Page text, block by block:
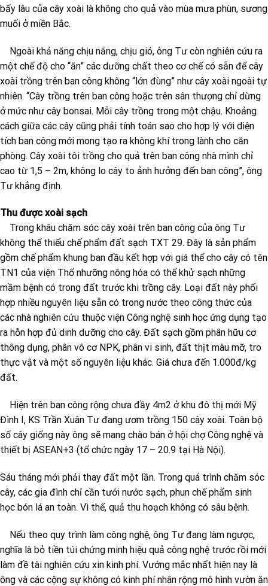
bấy lâu của cây xoài là không cho quả vào mùa mưa phùn, sương
muối ở miền Bắc.
Ngoài khả năng chịu nắng, chịu gió, ông Tư còn nghiên cứu ra
một chế độ cho “ăn” các dưỡng chất theo cơ chế có sẵn để cây
xoài trồng trên ban công không “lớn đùng” như cây xoài ngoài tự
nhiên. “Cây trồng trên ban công hoặc trên sân thượng chỉ dừng
ở mức như cây bonsai. Mỗi cây trồng trong một chậu. Khoảng
cách giữa các cây cũng phải tính toán sao cho hợp lý với diện
tích ban công mới mong tạo ra không khí trong lành cho căn
phòng. Cây xoài tôi trồng cho quả trên ban công nhà mình chỉ
cao từ 1,5 – 2m, không lo cây to ảnh hưởng đến ban công”, ông
Tư khẳng định.
Thu được xoài sạch
Trong khâu chăm sóc cây xoài trên ban công của ông Tư
không thể thiếu chế phẩm đất sạch TXT 29. Đây là sản phẩm
gồm chế phẩm khung ban đầu kết hợp với giá thể cho cây có tên
TN1 của viện Thổ nhưỡng nông hóa có thể khử sạch những
mầm bệnh có trong đất trước khi trồng cây. Loại đất này phối
hợp nhiều nguyên liệu sẵn có trong nước theo công thức của
các nhà nghiên cứu thuộc viện Công nghệ sinh học ứng dụng tạo
ra hỗn hợp đủ dinh dưỡng cho cây. Đất sạch gồm phân hữu cơ
thông dụng, phân vô cơ NPK, phân vi sinh, đất thịt màu mỡ, tro
thực vật và một số nguyên liệu khác. Giá chưa đến 1.000đ/kg
đất.
Hiện trên ban công rộng chưa đầy 4m2 ở khu đô thị mới Mỹ
Đình I, KS Trần Xuân Tư đang ươm trồng 150 cây xoài. Toàn bộ
số cây giống này ông sẽ mang chào bán ở hội chợ Công nghệ và
thiết bị ASEAN+3 (tổ chức ngày 17 – 20.9 tại Hà Nội).
Sáu tháng mới phải thay đất một lần. Trong quá trình chăm sóc
cây, các gia đình chỉ cần tưới nước sạch, phun chế phẩm sinh
học bón lá an toàn. Vì thế, quả thu hoạch không có sâu bệnh.
Nếu theo quy trình làm công nghệ, ông Tư đang làm ngược,
nghĩa là bỏ tiền túi chứng minh hiệu quả công nghệ trước rồi mới
làm đề tài nghiên cứu xin kinh phí. Vướng mắc nhất hiện nay là
ông và các cộng sự không có kinh phí nhân rộng mô hình vườn ăn